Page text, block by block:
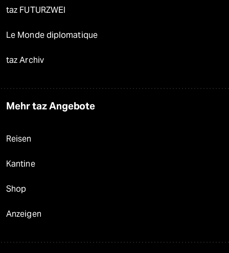
taz FUTURZWEI
Le Monde diplomatique
taz Archiv
Mehr taz Angebote
Reisen
Kantine
Shop
Anzeigen